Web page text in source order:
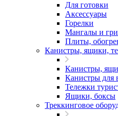
Для готовки
Аксессуары
Горелки
Мангалы и
Плиты,
Канистры, ящики,
Канистры,
Канистры для
Тележки
Ящики, боксы
Треккинговое